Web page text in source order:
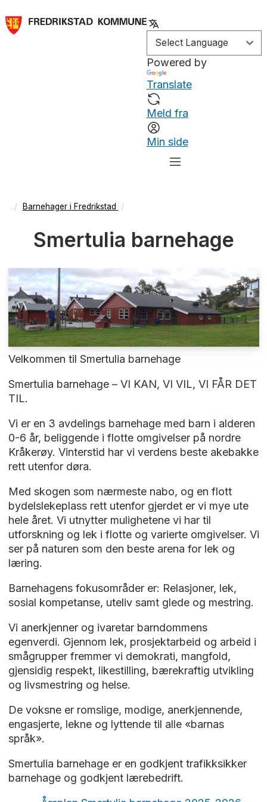
Powered by
Translate
Meld fra
Min side
Barnehager i Fredrikstad
Smertulia barnehage
Velkommen til Smertulia barnehage
Smertulia barnehage – VI KAN, VI VIL, VI FÅR DET
TIL.
Vi er en 3 avdelings barnehage med barn i alderen
0-6 år, beliggende i flotte omgivelser på nordre
Kråkerøy. Vinterstid har vi verdens beste akebakke
rett utenfor døra.
Med skogen som nærmeste nabo, og en flott
bydelslekeplass rett utenfor gjerdet er vi mye ute
hele året. Vi utnytter mulighetene vi har til
utforskning og lek i flotte og varierte omgivelser. Vi
ser på naturen som den beste arena for lek og
læring.
Barnehagens fokusområder er: Relasjoner, lek,
sosial kompetanse, uteliv samt glede og mestring.
Vi anerkjenner og ivaretar barndommens
egenverdi. Gjennom lek, prosjektarbeid og arbeid i
smågrupper fremmer vi demokrati, mangfold,
gjensidig respekt, likestilling, bærekraftig utvikling
og livsmestring og helse.
De voksne er romslige, modige, anerkjennende,
engasjerte, lekne og lyttende til alle «barnas
språk».
Smertulia barnehage er en godkjent trafikksikker
barnehage og godkjent lærebedrift.